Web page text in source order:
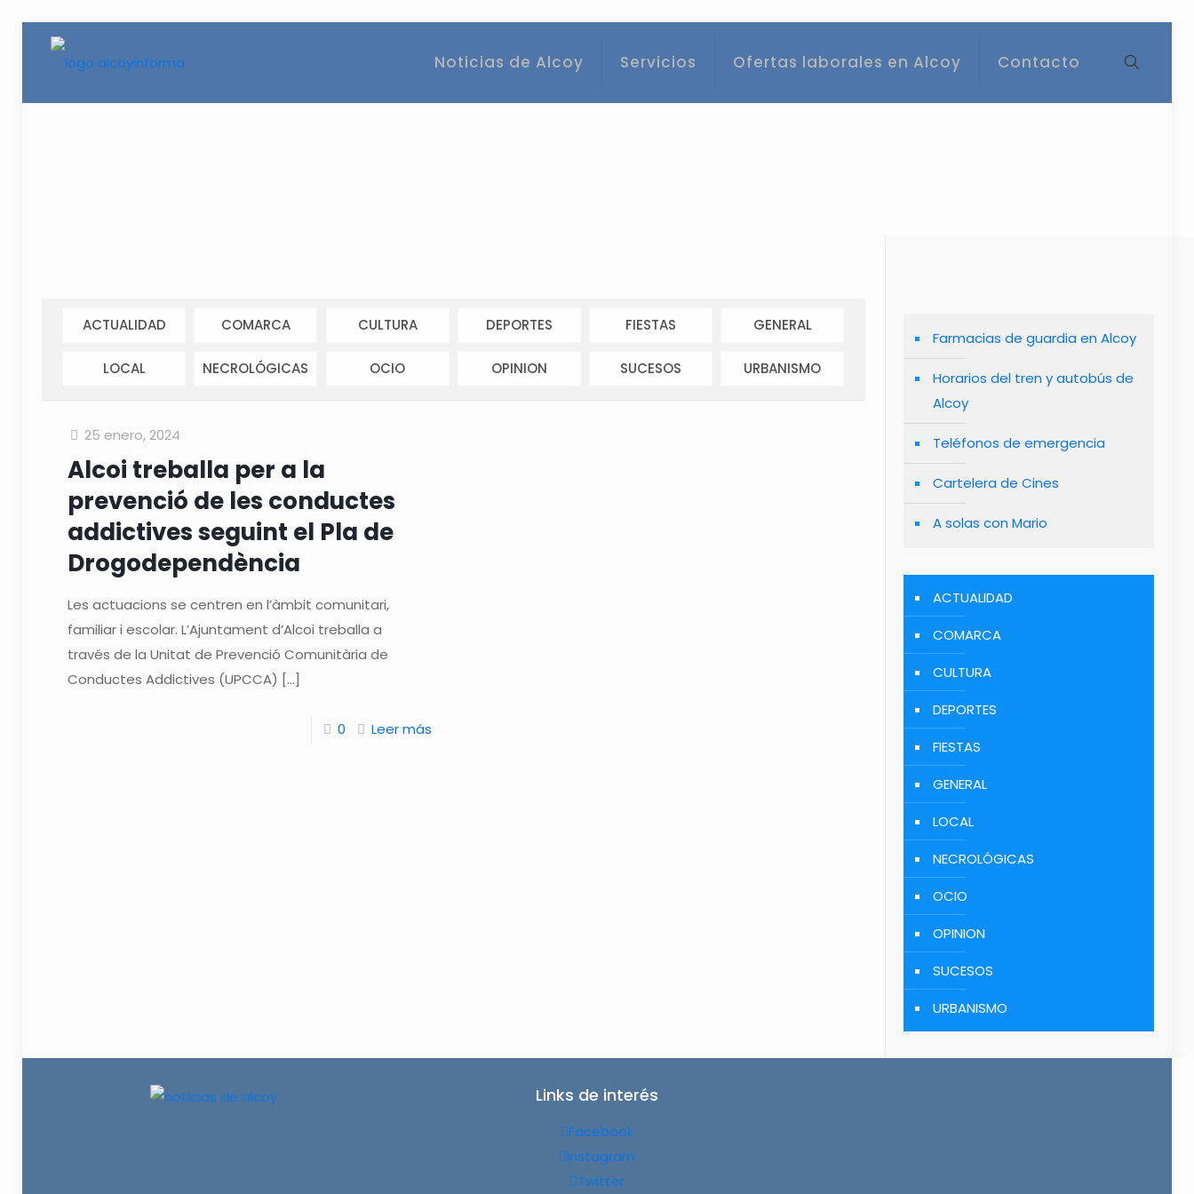
Noticias de Alcoy Servicios Ofertas laborales en Alcoy Contacto
ACTUALIDAD COMARCA CULTURA DEPORTES FIESTAS GENERAL
LOCAL NECROLÓGICAS OCIO OPINION SUCESOS URBANISMO
25 enero, 2024
Alcoi treballa per a la
prevenció de les conductes
addictives seguint el Pla de
Drogodependència
Les actuacions se centren en l’àmbit comunitari,
familiar i escolar. L’Ajuntament d’Alcoi treballa a
través de la Unitat de Prevenció Comunitària de
Conductes Addictives (UPCCA) […]
0 Leer más
Farmacias de guardia en Alcoy
Horarios del tren y autobús de
Alcoy
Teléfonos de emergencia
Cartelera de Cines
A solas con Mario
ACTUALIDAD
COMARCA
CULTURA
DEPORTES
FIESTAS
GENERAL
LOCAL
NECROLÓGICAS
OCIO
OPINION
SUCESOS
URBANISMO
Links de interés
Facebook
Instagram
Twitter